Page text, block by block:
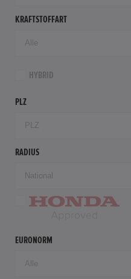
KRAFTSTOFFART
HYBRID
PLZ
RADIUS
EURONORM